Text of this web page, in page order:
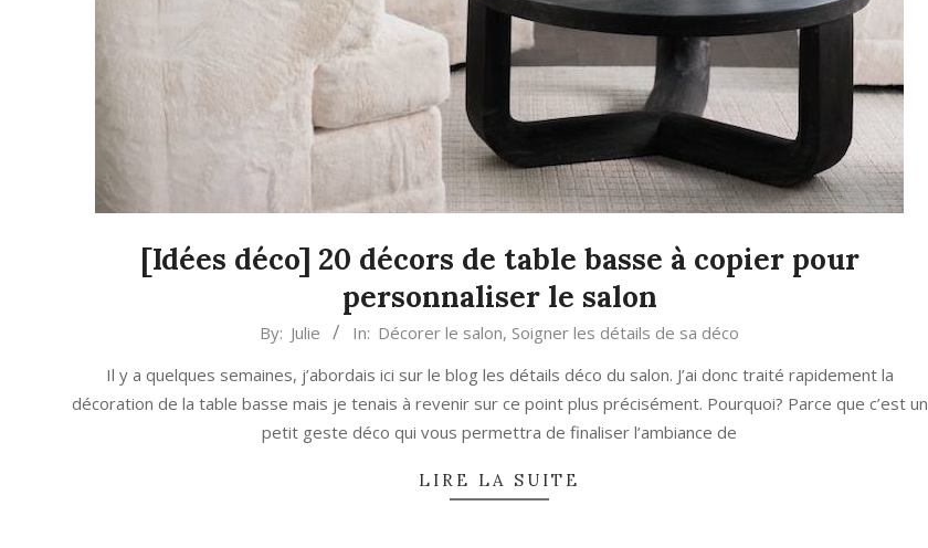
[Idées déco] 20 décors de table basse à copier pour
personnaliser le salon
By: Julie In: Décorer le salon, Soigner les détails de sa déco
Il y a quelques semaines, j’abordais ici sur le blog les détails déco du salon. J’ai donc traité rapidement la
décoration de la table basse mais je tenais à revenir sur ce point plus précisément. Pourquoi? Parce que c’est un
petit geste déco qui vous permettra de finaliser l’ambiance de
LIRE LA SUITE